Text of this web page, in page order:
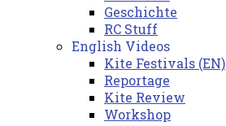
Geschichte
RC Stuff
English Videos
Kite Festivals (EN)
Reportage
Kite Review
Workshop